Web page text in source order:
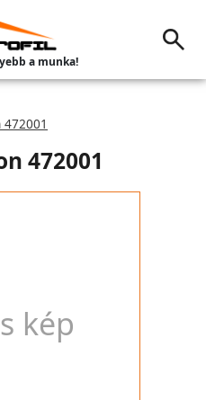
a munka!
472001
kép